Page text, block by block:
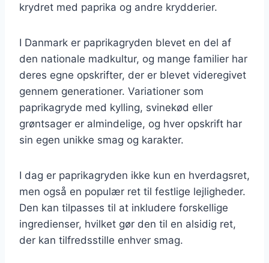
krydret med paprika og andre krydderier.
I Danmark er paprikagryden blevet en del af
den nationale madkultur, og mange familier har
deres egne opskrifter, der er blevet videregivet
gennem generationer. Variationer som
paprikagryde med kylling, svinekød eller
grøntsager er almindelige, og hver opskrift har
sin egen unikke smag og karakter.
I dag er paprikagryden ikke kun en hverdagsret,
men også en populær ret til festlige lejligheder.
Den kan tilpasses til at inkludere forskellige
ingredienser, hvilket gør den til en alsidig ret,
der kan tilfredsstille enhver smag.